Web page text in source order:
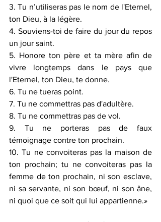
3. Tu n’utiliseras pas le nom de l'Eternel,
ton Dieu, à la légère.
4. Souviens-toi de faire du jour du repos
un jour saint.
5. Honore ton père et ta mère afin de
vivre longtemps dans le pays que
l'Eternel, ton Dieu, te donne.
6. Tu ne tueras point.
7. Tu ne commettras pas d'adultère.
8. Tu ne commettras pas de vol.
9. Tu ne porteras pas de faux
témoignage contre ton prochain.
10. Tu ne convoiteras pas la maison de
ton prochain; tu ne convoiteras pas la
femme de ton prochain, ni son esclave,
ni sa servante, ni son bœuf, ni son âne,
ni quoi que ce soit qui lui appartienne.»